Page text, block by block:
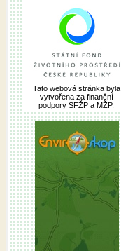
Tato webová stránka byla
vytvořena za finanční
podpory SFŽP a MŽP.